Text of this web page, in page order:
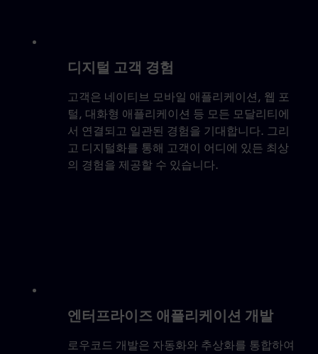
디지털 고객 경험
고객은 네이티브 모바일 애플리케이션, 웹 포
털, 대화형 애플리케이션 등 모든 모달리티에
서 연결되고 일관된 경험을 기대합니다. 그리
고 디지털화를 통해 고객이 어디에 있든 최상
의 경험을 제공할 수 있습니다.
엔터프라이즈 애플리케이션 개발
로우코드 개발은 자동화와 추상화를 통합하여